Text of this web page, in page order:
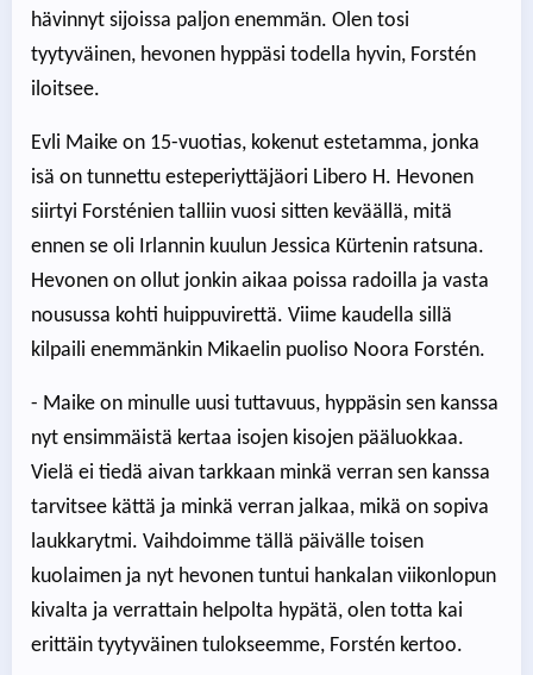
hävinnyt sijoissa paljon enemmän. Olen tosi
tyytyväinen, hevonen hyppäsi todella hyvin, Forstén
iloitsee.
Evli Maike on 15-vuotias, kokenut estetamma, jonka
isä on tunnettu esteperiyttäjäori Libero H. Hevonen
siirtyi Forsténien talliin vuosi sitten keväällä, mitä
ennen se oli Irlannin kuulun Jessica Kürtenin ratsuna.
Hevonen on ollut jonkin aikaa poissa radoilla ja vasta
nousussa kohti huippuvirettä. Viime kaudella sillä
kilpaili enemmänkin Mikaelin puoliso Noora Forstén.
- Maike on minulle uusi tuttavuus, hyppäsin sen kanssa
nyt ensimmäistä kertaa isojen kisojen pääluokkaa.
Vielä ei tiedä aivan tarkkaan minkä verran sen kanssa
tarvitsee kättä ja minkä verran jalkaa, mikä on sopiva
laukkarytmi. Vaihdoimme tällä päivälle toisen
kuolaimen ja nyt hevonen tuntui hankalan viikonlopun
kivalta ja verrattain helpolta hypätä, olen totta kai
erittäin tyytyväinen tulokseemme, Forstén kertoo.